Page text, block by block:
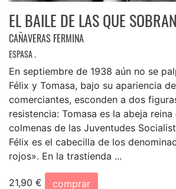
EL BAILE DE LAS QUE SOBRAN
CAÑAVERAS FERMINA
ESPASA .
En septiembre de 1938 aún no se
Félix y Tomasa, bajo su apariencia
comerciantes, esconden a dos
resistencia: Tomasa es la abeja
colmenas de las Juventudes
Félix es el cabecilla de los
rojos». En la trastienda ...
21,90 €
comprar